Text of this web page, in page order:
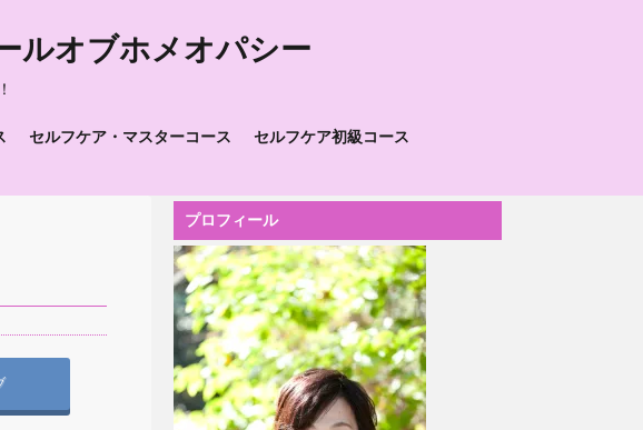
ルオブホメオパシー
セルフケア・マスターコース
セルフケア初級コース
プロフィール